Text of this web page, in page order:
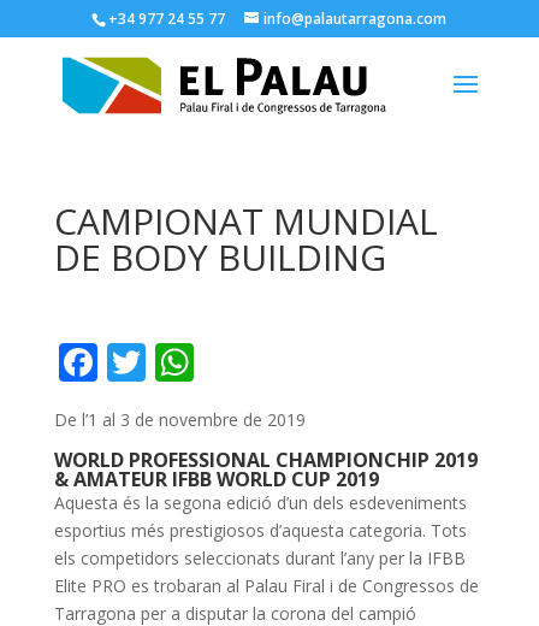
+34 977 24 55 77 info@palautarragona.com
CAMPIONAT MUNDIAL
DE BODY BUILDING
F
ac
e
b
o
o
k
T
itt
er
W
h
at
s
A
p
p
De l’1 al 3 de novembre de 2019
WORLD PROFESSIONAL CHAMPIONCHIP 2019
& AMATEUR IFBB WORLD CUP 2019
Aquesta és la segona edició d’un dels esdeveniments
esportius més prestigiosos d’aquesta categoria. Tots
els competidors seleccionats durant l’any per la IFBB
Elite PRO es trobaran al Palau Firal i de Congressos de
Tarragona per a disputar la corona del campió